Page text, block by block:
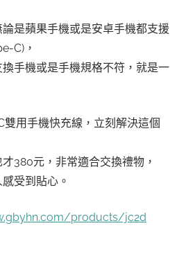
是蘋果手機或是安卓手機都支援
C)，
手機或是手機規格不符，就是一
用手機快充線，立刻解決這個
380元，非常適合交換禮物，
受到貼心。
products/jc2d